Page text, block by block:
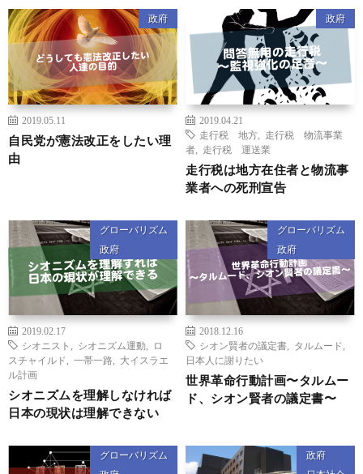
政府
2019.05.11
自民党が憲法改正をしたい理
由
政府
2019.04.21
走行税 地方
走行税 物流事業
者
走行税 運送業
走行税は地方在住者と物流事
業者への死刑宣告
グローバリズム
政府
2019.02.17
シオニスト
シオニズム運動
ロ
スチャイルド
一帯一路
大イスラエ
ル計画
シオニズムを理解しなければ
日本の現状は理解できない
グローバリズム
政府
2018.12.16
シオン賢者の議定書
タルムード
日本人に謝りたい
世界革命行動計画〜タルムー
ド、シオン賢者の議定書〜
グローバリズム
政府